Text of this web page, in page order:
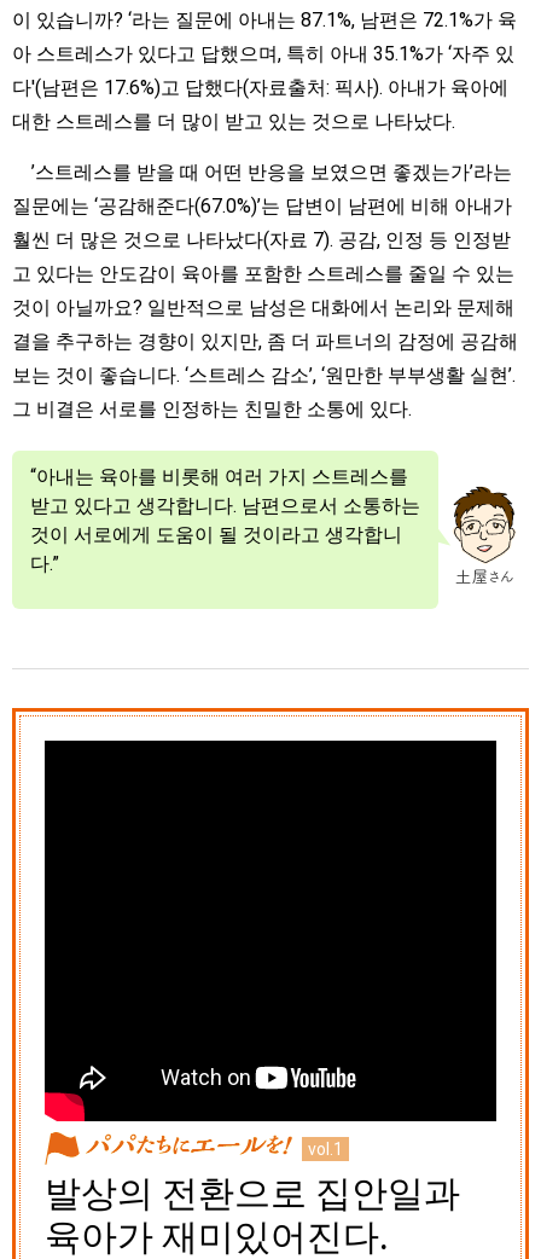
이 있습니까? ‘라는 질문에 아내는 87.1%, 남편은 72.1%가 육
아 스트레스가 있다고 답했으며, 특히 아내 35.1%가 ‘자주 있
다'(남편은 17.6%)고 답했다(자료출처: 픽사). 아내가 육아에
대한 스트레스를 더 많이 받고 있는 것으로 나타났다.
’스트레스를 받을 때 어떤 반응을 보였으면 좋겠는가’라는
질문에는 ‘공감해준다(67.0%)’는 답변이 남편에 비해 아내가
훨씬 더 많은 것으로 나타났다(자료 7). 공감, 인정 등 인정받
고 있다는 안도감이 육아를 포함한 스트레스를 줄일 수 있는
것이 아닐까요? 일반적으로 남성은 대화에서 논리와 문제해
결을 추구하는 경향이 있지만, 좀 더 파트너의 감정에 공감해
보는 것이 좋습니다. ‘스트레스 감소’, ‘원만한 부부생활 실현’.
그 비결은 서로를 인정하는 친밀한 소통에 있다.
“아내는 육아를 비롯해 여러 가지 스트레스를
받고 있다고 생각합니다. 남편으로서 소통하는
것이 서로에게 도움이 될 것이라고 생각합니
다.”
vol.1
발상의 전환으로 집안일과
육아가 재미있어진다.